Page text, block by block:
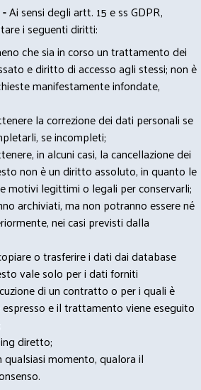
Ai sensi degli artt. 15 e ss GDPR,
i seguenti diritti:
che sia in corso un trattamento dei
e diritto di accesso agli stessi; non è
manifestamente infondate,
la correzione dei dati personali se
se incompleti;
in alcuni casi, la cancellazione dei
non è un diritto assoluto, in quanto le
motivi legittimi o legali per conservarli;
archiviati, ma non potranno essere né
nei casi previsti dalla
o trasferire i dati dai database
vale solo per i dati forniti
di un contratto o per i quali è
e il trattamento viene eseguito
diretto;
momento, qualora il